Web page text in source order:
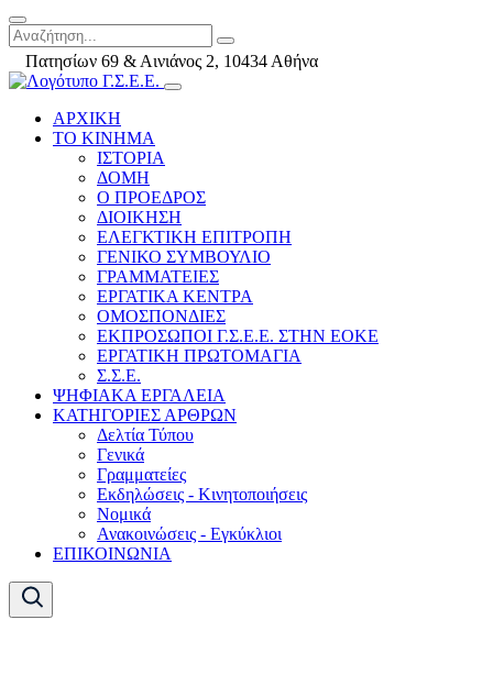
Πατησίων 69 & Αινιάνος 2, 10434 Αθήνα
ΑΡΧΙΚΗ
ΤΟ ΚΙΝΗΜΑ
ΙΣΤΟΡΙΑ
ΔΟΜΗ
Ο ΠΡΟΕΔΡΟΣ
ΔΙΟΙΚΗΣΗ
ΕΛΕΓΚΤΙΚΗ ΕΠΙΤΡΟΠΗ
ΓΕΝΙΚΟ ΣΥΜΒΟΥΛΙΟ
ΓΡΑΜΜΑΤΕΙΕΣ
ΕΡΓΑΤΙΚΑ ΚΕΝΤΡΑ
ΟΜΟΣΠΟΝΔΙΕΣ
ΕΚΠΡΟΣΩΠΟΙ Γ.Σ.Ε.Ε. ΣΤΗΝ ΕΟΚΕ
ΕΡΓΑΤΙΚΗ ΠΡΩΤΟΜΑΓΙΑ
Σ.Σ.Ε.
ΨΗΦΙΑΚΑ ΕΡΓΑΛΕΙΑ
ΚΑΤΗΓΟΡΙΕΣ ΑΡΘΡΩΝ
Δελτία Τύπου
Γενικά
Γραμματείες
Εκδηλώσεις - Κινητοποιήσεις
Νομικά
Ανακοινώσεις - Εγκύκλιοι
ΕΠΙΚΟΙΝΩΝΙΑ